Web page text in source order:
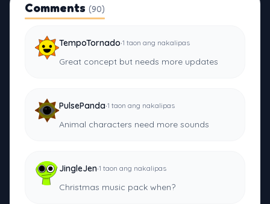
Comments (90)
TempoTornado·1 taon ang nakalipas
Great concept but needs more updates
PulsePanda·1 taon ang nakalipas
Animal characters need more sounds
JingleJen·1 taon ang nakalipas
Christmas music pack when?